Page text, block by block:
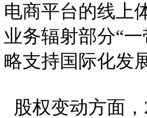
电商平台的线上
业务辐射部分“
略支持国际化发
股权变动方面